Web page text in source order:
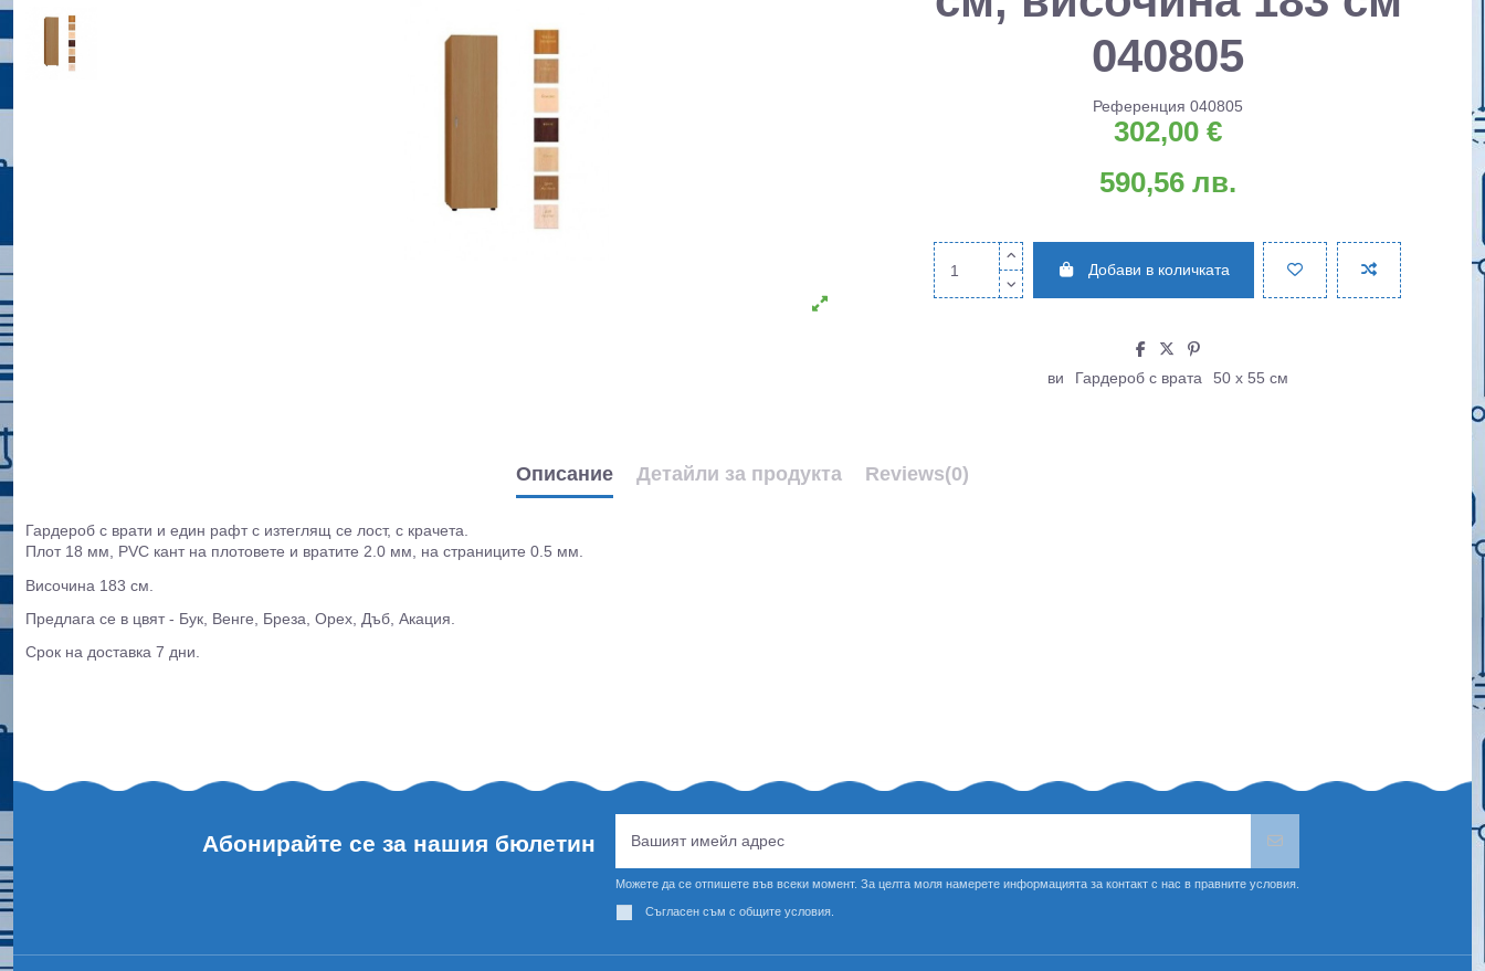
040805
Референция 040805
302,00 €
590,56 лв.
Добави в количката
ви Гардероб с врата 50 х 55 см
Описание Детайли за продукта Reviews(0)
Гардероб с врати и един рафт с изтеглящ се лост, с крачета.
Плот 18 мм, PVC кант на плотовете и вратите 2.0 мм, на страниците 0.5 мм.
Височина 183 см.
Предлага се в цвят - Бук, Венге, Бреза, Орех, Дъб, Акация.
Срок на доставка 7 дни.
Абонирайте се за нашия бюлетин
Можете да се отпишете във всеки момент. За целта моля намерете информацията за контакт с нас в правните условия.
Съгласен съм с общите условия.